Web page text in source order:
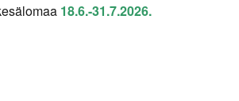
18.6.-31.7.2026.